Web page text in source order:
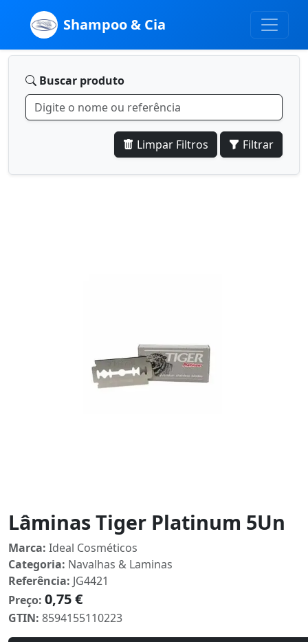
Shampoo & Cia
Buscar produto
Limpar Filtros Filtrar
Lâminas Tiger Platinum 5Un
Marca: Ideal Cosméticos
Categoria: Navalhas & Laminas
Referência: JG4421
Preço: 0,75 €
GTIN: 8594155110223